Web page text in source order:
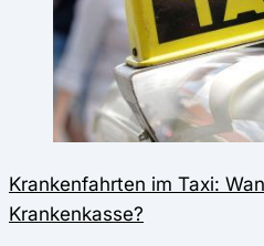
Krankenfahrten im Taxi:
Krankenkasse?